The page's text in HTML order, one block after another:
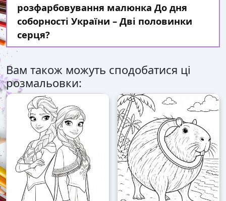
розфарбовування малюнка До дня
соборності України – Дві половинки
серця?
Вам також можуть сподобатися ці
розмальовки: